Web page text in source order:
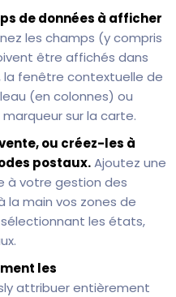
de données à afficher
les champs (y compris
être affichés dans
la fenêtre contextuelle de
(en colonnes) ou
sur la carte.
ou créez-les à
postaux.Ajoutez une
à votre gestion des
la main vos zones de
les états,
les
attribuer entièrement